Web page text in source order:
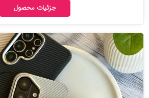
جزئیات محصول